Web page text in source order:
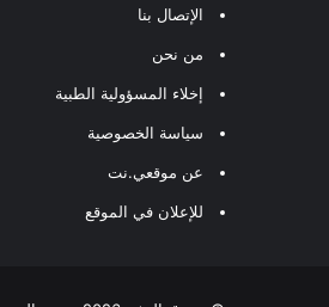
الإتصال بنا
من نحن
إخلاء المسؤولية الطبية
سياسة الخصوصية
عن موقعي.نت
للإعلان في الموقع